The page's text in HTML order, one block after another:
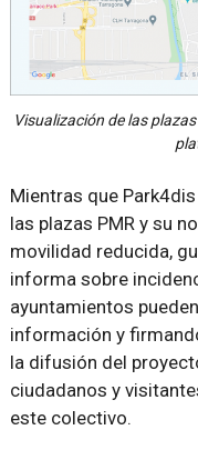
Visualización de las
Mientras que
las plazas PMR y su
movilidad reducida,
informa sobre
ayuntamientos
información y
la difusión del
ciudadanos y
este colectivo.